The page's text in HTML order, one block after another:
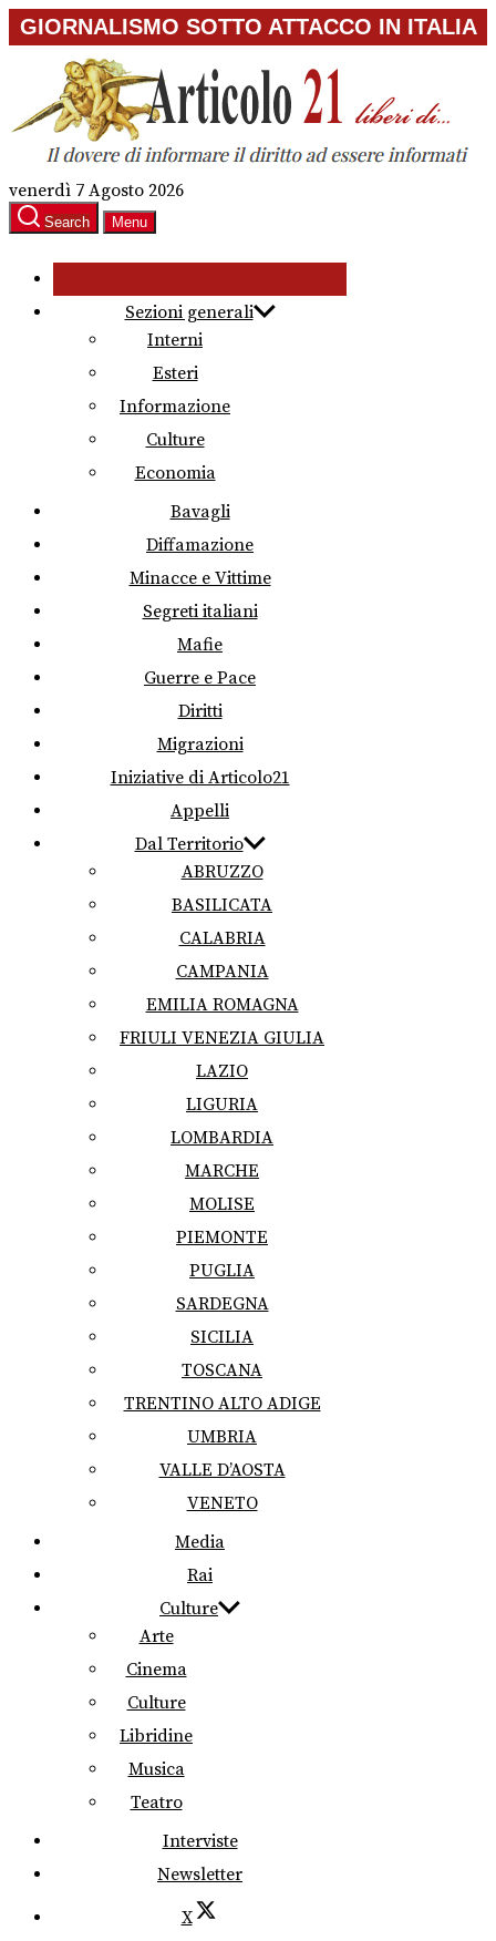
Skip
to
content
GIORNALISMO SOTTO ATTACCO IN ITALIA
venerdì 7 Agosto 2026
Search Menu
Sezioni generali
Interni
Esteri
Informazione
Culture
Economia
Bavagli
Diffamazione
Minacce e Vittime
Segreti italiani
Mafie
Guerre e Pace
Diritti
Migrazioni
Iniziative di Articolo21
Appelli
Dal Territorio
ABRUZZO
BASILICATA
CALABRIA
CAMPANIA
EMILIA ROMAGNA
FRIULI VENEZIA GIULIA
LAZIO
LIGURIA
LOMBARDIA
MARCHE
MOLISE
PIEMONTE
PUGLIA
SARDEGNA
SICILIA
TOSCANA
TRENTINO ALTO ADIGE
UMBRIA
VALLE D’AOSTA
VENETO
Media
Rai
Culture
Arte
Cinema
Culture
Libridine
Musica
Teatro
Interviste
Newsletter
X